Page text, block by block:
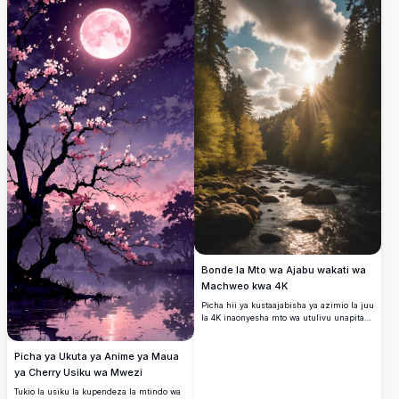
mawingu yaliyotawanyika. Inafaa kabisa
kama mandhari ya asili kwa ajili ya
kompyuta za mezani au vifaa vya
mkononi, mandhari hii ya kustaajabisha
inaleta utulivu na uzuri wa majira ya vuli.
Bora kwa wapenzi wa asili wanaotafuta
mandhari ya hali ya juu ya kupendeza.
Picha ya Ukuta ya Anime ya Maua
ya Cherry Usiku wa Mwezi
Tukio la usiku la kupendeza la mtindo wa
Bonde la Mto wa Ajabu wakati wa
Machweo kwa 4K
Picha hii ya kustaajabisha ya azimio la juu
la 4K inaonyesha mto wa utulivu unapita